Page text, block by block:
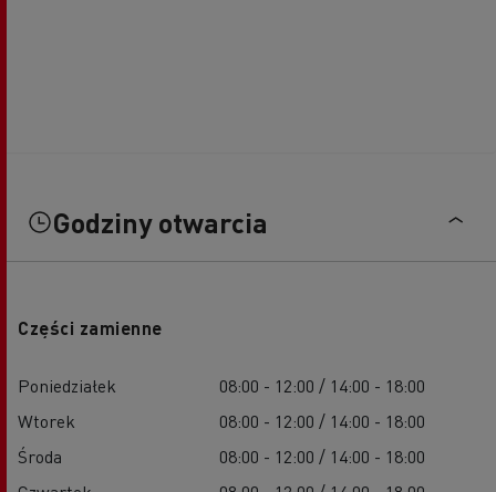
Godziny otwarcia
Części zamienne
Poniedziałek
08:00 - 12:00 / 14:00 - 18:00
Wtorek
08:00 - 12:00 / 14:00 - 18:00
Środa
08:00 - 12:00 / 14:00 - 18:00